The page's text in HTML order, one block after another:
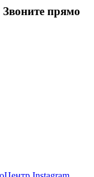
Звоните прямо